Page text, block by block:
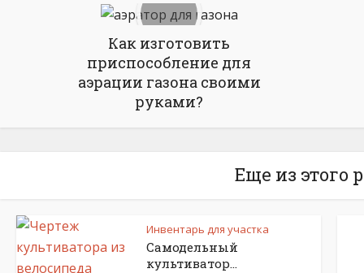
Как изготовить
приспособление для
аэрации газона своими
руками?
Еще из этого
Инвентарь для участка
Самодельный
культиватор...